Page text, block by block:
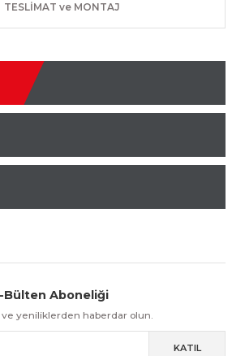
TESLİMAT ve MONTAJ
& Değişim Güvenli Alışveriş
Bülten Aboneliği
yeniliklerden haberdar olun.
KATIL